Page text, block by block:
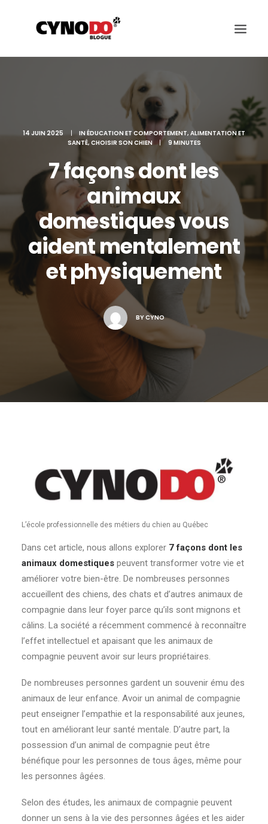
SCIENCE
ALIMENTATION ET SANTÉ
ÉDUCATION ET COMPORTEMENT
JEUX ET SPORTS CANIN
RACES DES CHIENS
14 JUIN 2025 | INÉDUCATION ET COMPORTEMENT, ALIMENTATION ET
SANTÉ, CHOISIR SON CHIEN | 9 MINUTES
7 façons dont les
animaux
domestiques vous
aident mentalement
et physiquement
BYCYNO
L’école professionnelle des métiers du chien au Québec
Dans cet article, nous allons explorer 7 façons dont les
animaux domestiques peuvent transformer votre vie et
améliorer votre bien-être. De nombreuses personnes
accueillent des chiens, des chats et d’autres animaux de
compagnie dans leur foyer parce qu’ils sont mignons et
câlins. La société a récemment commencé à reconnaître
l’effet intellectuel et apaisant que les animaux de
compagnie peuvent avoir sur leurs propriétaires.
De nombreuses personnes gardent un souvenir ému des
animaux de leur enfance. Avoir un animal de compagnie
peut enseigner l’empathie et la responsabilité aux jeunes,
tout en améliorant leur santé mentale. D’autre part, la
possession d’un animal de compagnie peut être
bénéfique pour les personnes de tous âges, même pour
les personnes âgées.
Selon des études, les animaux de compagnie peuvent
donner un sens à la vie des personnes âgées et les aider